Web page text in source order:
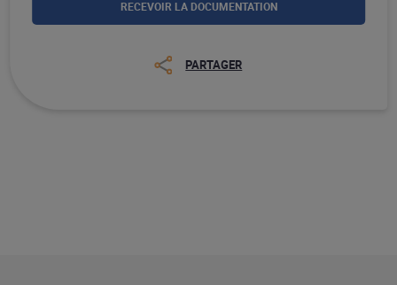
RECEVOIR LA DOCUMENTATION
PARTAGER